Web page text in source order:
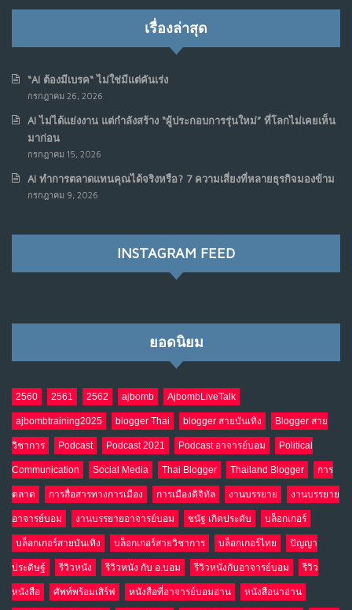
5
รัฐอาจเป็นจุดเริ่มต้นของ “ขบวนการประท้วงดิจิทัล” ครั้งใหม่
6
7
เมื่อรัฐบาลเริ่มคิดแบบแพลตฟอร์ม : AI กำลังเปลี่ยนรัฐ
ราชการไปตลอดกาล
NO COMMENTS
เมื่อโลกออนไลน์ กลายเป็น“ศาลเตี้ย”
9
NO COMMENTS
10 อินโดนีเซีย กับเกมอำนาจที่มองไม่เห็น
เม.ย. 19, 2026
NO COMMENTS
เรื่องล่าสุด
“AI ต้องมีเบรค“ ไม่ใช่มีแต่คันเร่ง
กรกฎาคม 26, 2026
AI ไม่ได้แย่งงาน แต่กำลังสร้าง “ผู้ประกอบการรุ่นใหม่” ที่โลกไม่เคยเห็น
มาก่อน
กรกฎาคม 15, 2026
AI ทำการตลาดแทนคุณได้จริงหรือ? 7 ความเสี่ยงที่หลายธุรกิจมองข้าม
กรกฎาคม 9, 2026
INSTAGRAM FEED
ยอดนิยม
2560 2561 2562 ajbomb AjbombLiveTalk
ajbombtraining2025 blogger Thai blogger สายบันเทิง Blogger สาย
วิชาการ Podcast Podcast 2021 Podcast อาจารย์บอม Political
Communication Social Media Thai Blogger Thailand Blogger การ
ตลาด การสื่อสารทางการเมือง การเมืองดิจิทัล งานบรรยาย งานบรรยาย
อาจารย์บอม งานบรรยายอาจารย์บอม ชนัฐ เกิดประดับ บล็อกเกอร์
บล็อกเกอร์สายบันเทิง บล็อกเกอร์สายวิชาการ บล็อกเกอร์ไทย ปัญญา
ประดิษฐ์ รีวิวหนัง รีวิวหนัง กับ อ.บอม รีวิวหนังกับอาจารย์บอม รีวิว
หนังสือ ศัพท์พร้อมเสิร์ฟ หนังสือที่อาจารย์บอมอ่าน หนังสือน่าอ่าน